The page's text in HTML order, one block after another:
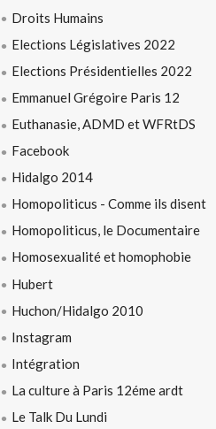
Droits Humains
Elections Législatives 2022
Elections Présidentielles 2022
Emmanuel Grégoire Paris 12
Euthanasie, ADMD et WFRtDS
Facebook
Hidalgo 2014
Homopoliticus - Comme ils disent
Homopoliticus, le Documentaire
Homosexualité et homophobie
Hubert
Huchon/Hidalgo 2010
Instagram
Intégration
La culture à Paris 12éme ardt
Le Talk Du Lundi